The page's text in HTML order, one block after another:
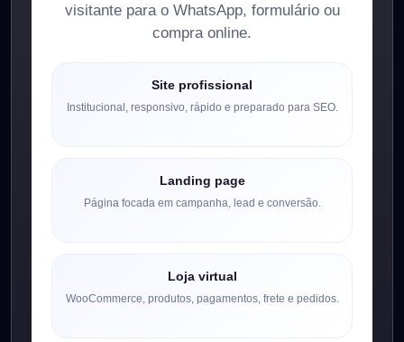
visitante para o WhatsApp, formulário ou
compra online.
Site profissional
Institucional, responsivo, rápido e preparado para SEO.
Landing page
Página focada em campanha, lead e conversão.
Loja virtual
WooCommerce, produtos, pagamentos, frete e pedidos.